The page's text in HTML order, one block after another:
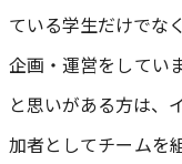
ている学生だけでな
企画・運営をしてい
と思いがある方は、
加者としてチームを